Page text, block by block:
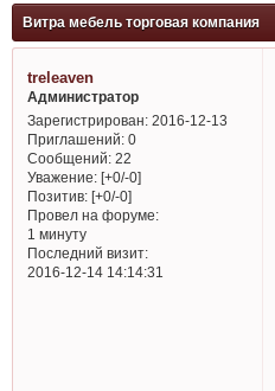
Витра мебель торговая компания
treleaven
Администратор
Зарегистрирован: 2016-12-13
Приглашений:0
Сообщений:22
Уважение: [+0/-0]
Позитив: [+0/-0]
Провел на форуме:
1 минуту
Последний визит:
2016-12-14 14:14:31